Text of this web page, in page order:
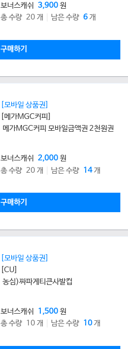
보너스캐쉬 3,900원
총 수량 20 개
남은 수량 6개
구매하기
[모바일 상품권]
[메가MGC커피]
메가MGC커피 모바일금액권 2천원권
보너스캐쉬 2,000원
총 수량 20 개
남은 수량 14개
구매하기
[모바일 상품권]
[CU]
농심)짜파게티큰사발컵
보너스캐쉬 1,500원
총 수량 10 개
남은 수량 10개